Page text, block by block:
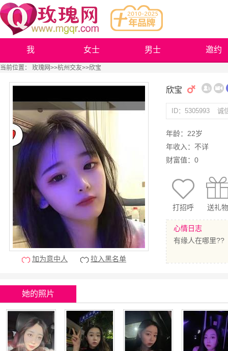
我 女士 男士 邀约
当前位置： 玫瑰网>>杭州交友>>欣宝
欣宝
ID：5305993 诚
年龄：22岁
年收入：不详
财富值：0
打招呼 送礼物
心情日志
有缘人在哪里??
加为意中人 拉入黑名单
她的照片